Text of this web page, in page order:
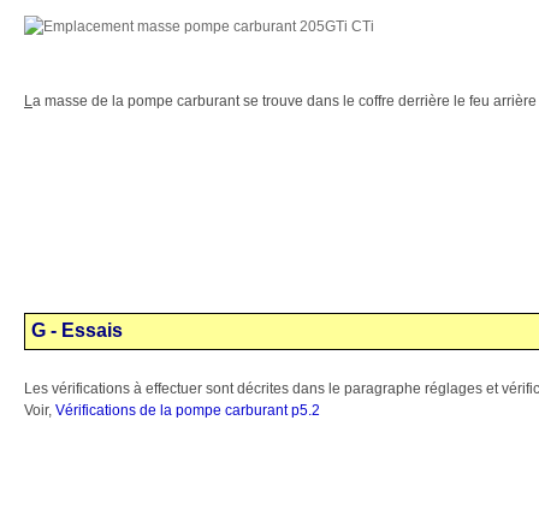
La masse de la pompe carburant se trouve dans le coffre derrière le feu
G - Essais
Les vérifications à effectuer sont décrites dans le paragraphe réglages et
Voir, Vérifications de la pompe carburant p5.2